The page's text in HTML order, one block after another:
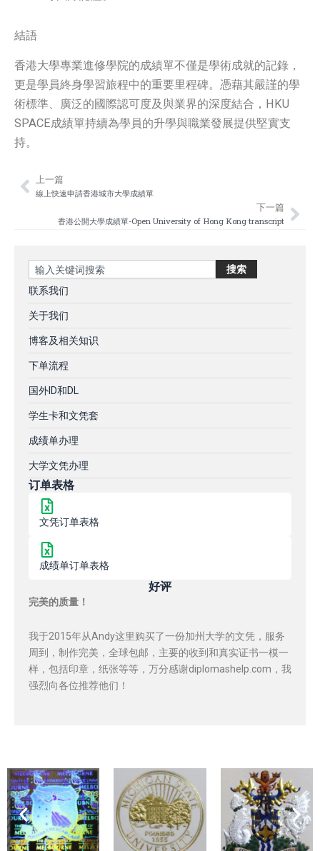
結語
香港大學專業進修學院的成績單不僅是學術成就的記錄，
更是學員終身學習旅程中的重要里程碑。憑藉其嚴謹的學
術標準、廣泛的國際認可度及與業界的深度結合，HKU
SPACE成績單持續為學員的升學與職業發展提供堅實支
持。
Prev
上一篇
線上快速申請香港城市大學成績單
下一篇
香港公開大學成績單-Open University of Hong Kong transcript
Search 搜索
联系我们
关于我们
博客及相关知识
下单流程
国外ID和DL
学生卡和文凭套
成绩单办理
大学文凭办理
订单表格
文凭订单表格
成绩单订单表格
好评
完美的质量！
我于2015年从Andy这里购买了一份加州大学的文凭，服务
周到，制作完美，全球包邮，主要的收到和真实证书一模一
样，包括印章，纸张等等，万分感谢diplomashelp.com，我
强烈向各位推荐他们！